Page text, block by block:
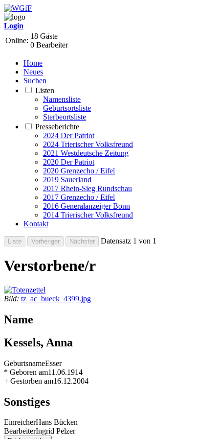
Login
Online:
18 Gäste
0 Bearbeiter
Home
Neues
Suchen
Listen
Namensliste
Geburtsortsliste
Sterbeortsliste
Presseberichte
2024 Der Patriot
2024 Trierischer Volksfreund
2021 Westdeutsche Zeitung
2020 Der Patriot
2020 Grenzecho / Eifel
2019 Sauerland
2017 Rhein-Sieg Rundschau
2017 Grenzecho / Eifel
2016 Generalanzeiger Bonn
2014 Trierischer Volksfreund
Kontakt
Datensatz 1 von 1
Verstorbene/r
Bild: tz_ac_bueck_4399.jpg
Name
Kessels, Anna
GeburtsnameEsser
* Geboren am11.06.1914
+ Gestorben am16.12.2004
Sonstiges
EinreicherHans Bücken
BearbeiterIngrid Pelzer